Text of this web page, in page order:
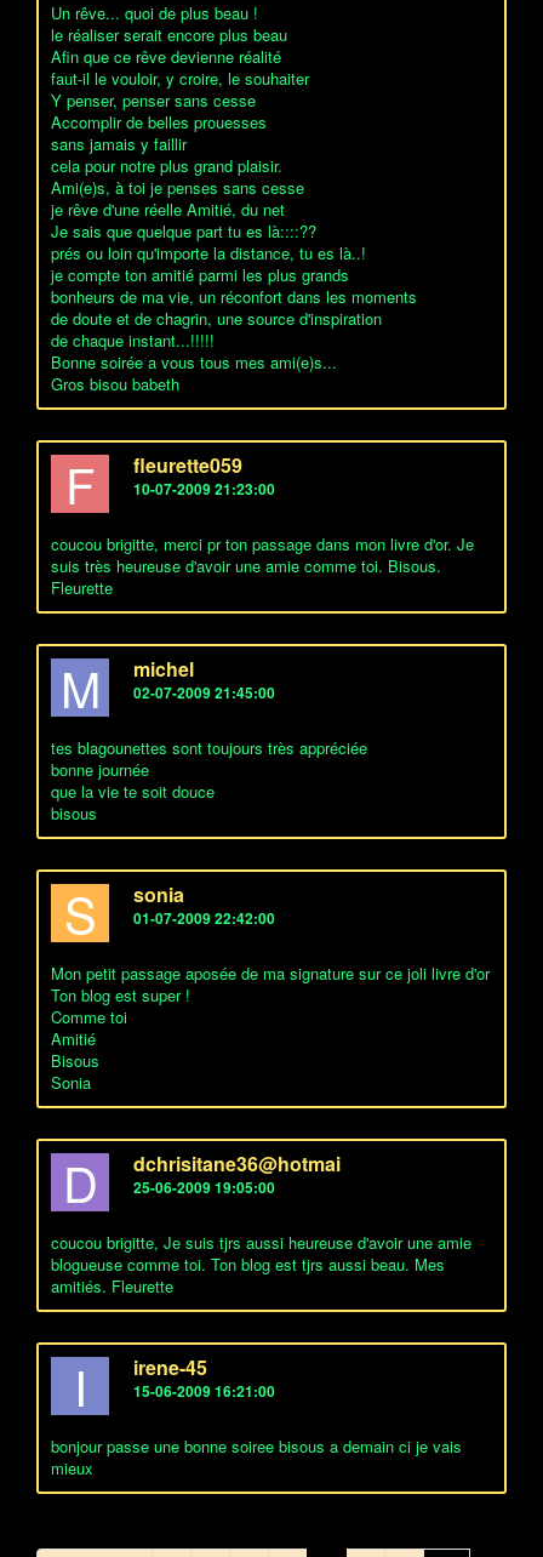
Un rêve... quoi de plus beau !
le réaliser serait encore plus beau
Afin que ce rêve devienne réalité
faut-il le vouloir, y croire, le souhaiter
Y penser, penser sans cesse
Accomplir de belles prouesses
sans jamais y faillir
cela pour notre plus grand plaisir.
Ami(e)s, à toi je penses sans cesse
je rêve d'une réelle Amitié, du net
Je sais que quelque part tu es là::::??
prés ou loin qu'importe la distance, tu es là..!
je compte ton amitié parmi les plus grands
bonheurs de ma vie, un réconfort dans les moments
de doute et de chagrin, une source d'inspiration
de chaque instant...!!!!!
Bonne soirée a vous tous mes ami(e)s...
Gros bisou babeth
F fleurette059
10-07-2009 21:23:00
coucou brigitte, merci pr ton passage dans mon livre d'or. Je
suis très heureuse d'avoir une amie comme toi. Bisous.
Fleurette
M michel
02-07-2009 21:45:00
tes blagounettes sont toujours très appréciée
bonne journée
que la vie te soit douce
bisous
S sonia
01-07-2009 22:42:00
Mon petit passage aposée de ma signature sur ce joli livre d'or
Ton blog est super !
Comme toi
Amitié
Bisous
Sonia
D dchrisitane36@hotmai
25-06-2009 19:05:00
coucou brigitte, Je suis tjrs aussi heureuse d'avoir une amie
blogueuse comme toi. Ton blog est tjrs aussi beau. Mes
amitiés. Fleurette
I irene-45
15-06-2009 16:21:00
bonjour passe une bonne soiree bisous a demain ci je vais
mieux